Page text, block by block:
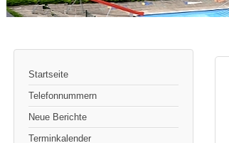
Startseite
Telefonnummern
Neue Berichte
Terminkalender